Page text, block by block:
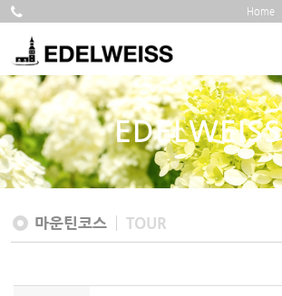
Home
EDELWEISS
마운틴코스 TOUR